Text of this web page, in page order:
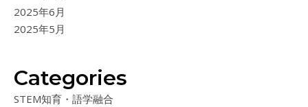
2025年6月
2025年5月
Categories
STEM知育・語学融合